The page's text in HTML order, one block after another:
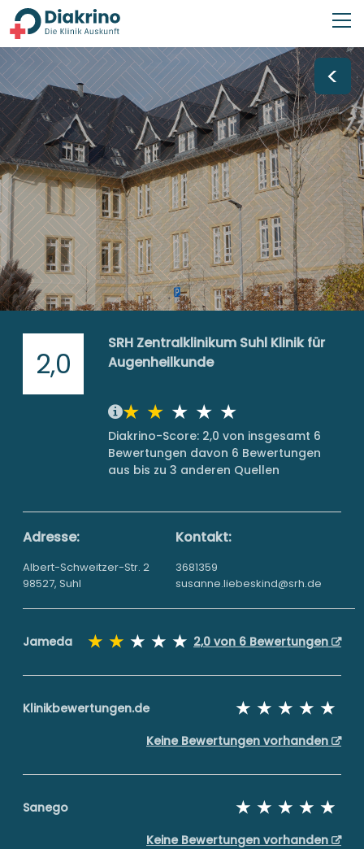
<
2,0
SRH Zentralklinikum Suhl Klinik für
Augenheilkunde
Diakrino-Score: 2,0 von insgesamt 6
Bewertungen davon 6 Bewertungen
aus bis zu 3 anderen Quellen
Adresse:
Albert-Schweitzer-Str. 2
98527, Suhl
Kontakt:
3681359
susanne.liebeskind@srh.de
Jameda 2,0 von 6 Bewertungen
Klinikbewertungen.de
Keine Bewertungen vorhanden
Sanego
Keine Bewertungen vorhanden